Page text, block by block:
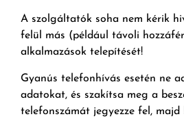
A szolgáltatók soha nem kérik
felül más (például távoli
alkalmazások telepítését!
Gyanús telefonhívás esetén ne
adatokat, és szakítsa meg a
telefonszámát jegyezze fel, majd